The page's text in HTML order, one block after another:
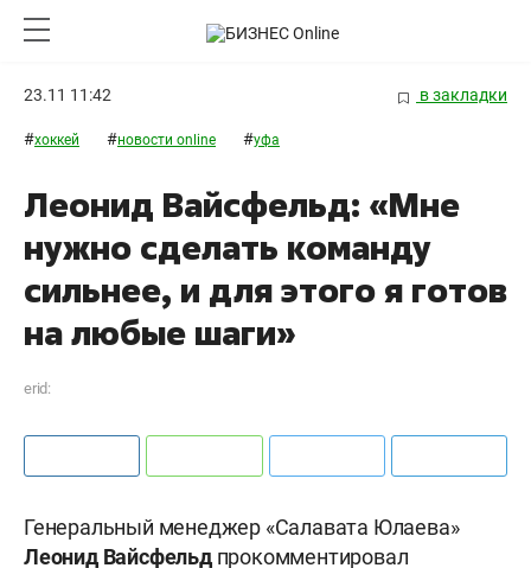
23.11 11:42 в закладки
#хоккей #новости online #уфа
Леонид Вайсфельд: «Мне
нужно сделать команду
сильнее, и для этого я готов
на любые шаги»
erid:
Генеральный менеджер «Салавата Юлаева»
Леонид Вайсфельд прокомментировал